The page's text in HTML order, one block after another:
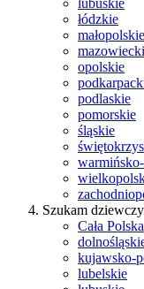
lubuskie
łódzkie
małopolskie
opolskie
podlaskie
pomorskie
śląskie
Szukam
Cała Polska
kujawsko-
lubelskie